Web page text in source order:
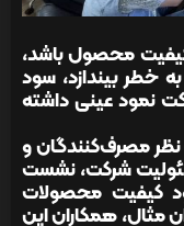
کیفیت محصول باشد،
خطر بیندازد، سود
نمود عینی داشته
نظر مصرف‌کنندگان و
شرکت، نشست
کیفیت محصولات
مثال، همکاران این